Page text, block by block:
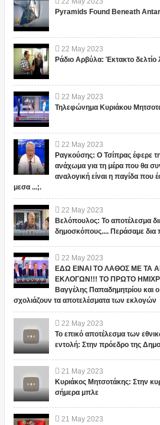
Pyramids Found Beneath
22 May 2023
Ράδιο Αρβύλα: Έκτακτο
22 May 2023
Τηλεφώνημα Κυριάκου
22 May 2023
Ραγκούσης: Ο Τσίπρας έφερε
ανάχωμα για τη μέρα που θα
αναλογική είναι η παγίδα που
μεσα ...;.
22 May 2023
Βελόπουλος: Το αποτέλεσμα
δημοσκόπους.... Περάσαμε δια
22 May 2023
ΕΔΩ ΕΙΝΑΙ ΤΟ ΛΑΘΟΣ ΜΕ ΤΑ
ΕΚΛΟΓΩΝ!!! ΤΟ ΠΡΩΤΟ
Βαγγέλης Παπαδημητρίου και
σχολιάζουν τα αποτελέσματα των εκλογών
22 May 2023
Το επικό αποτέλεσμα των
εντολή: Στην πρόεδρο της
21 May 2023
Κυριάκος Μητσοτάκης: Στην
σήμερα μπλε
21 May 2023